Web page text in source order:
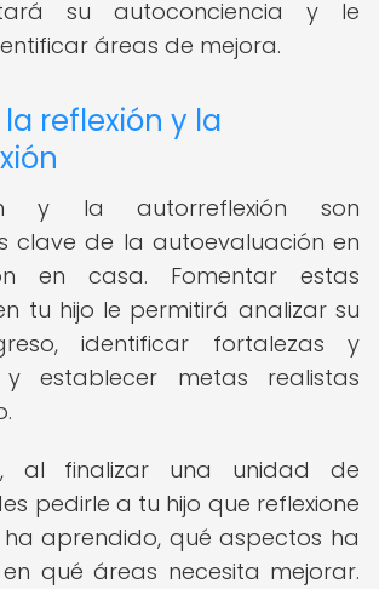
su autoconciencia y le
áreas de mejora.
reflexión y la
y la autorreflexión son
clave de la autoevaluación en
en casa. Fomentar estas
tu hijo le permitirá analizar su
identificar fortalezas y
y establecer metas realistas
al finalizar una unidad de
pedirle a tu hijo que reflexione
aprendido, qué aspectos ha
qué áreas necesita mejorar.